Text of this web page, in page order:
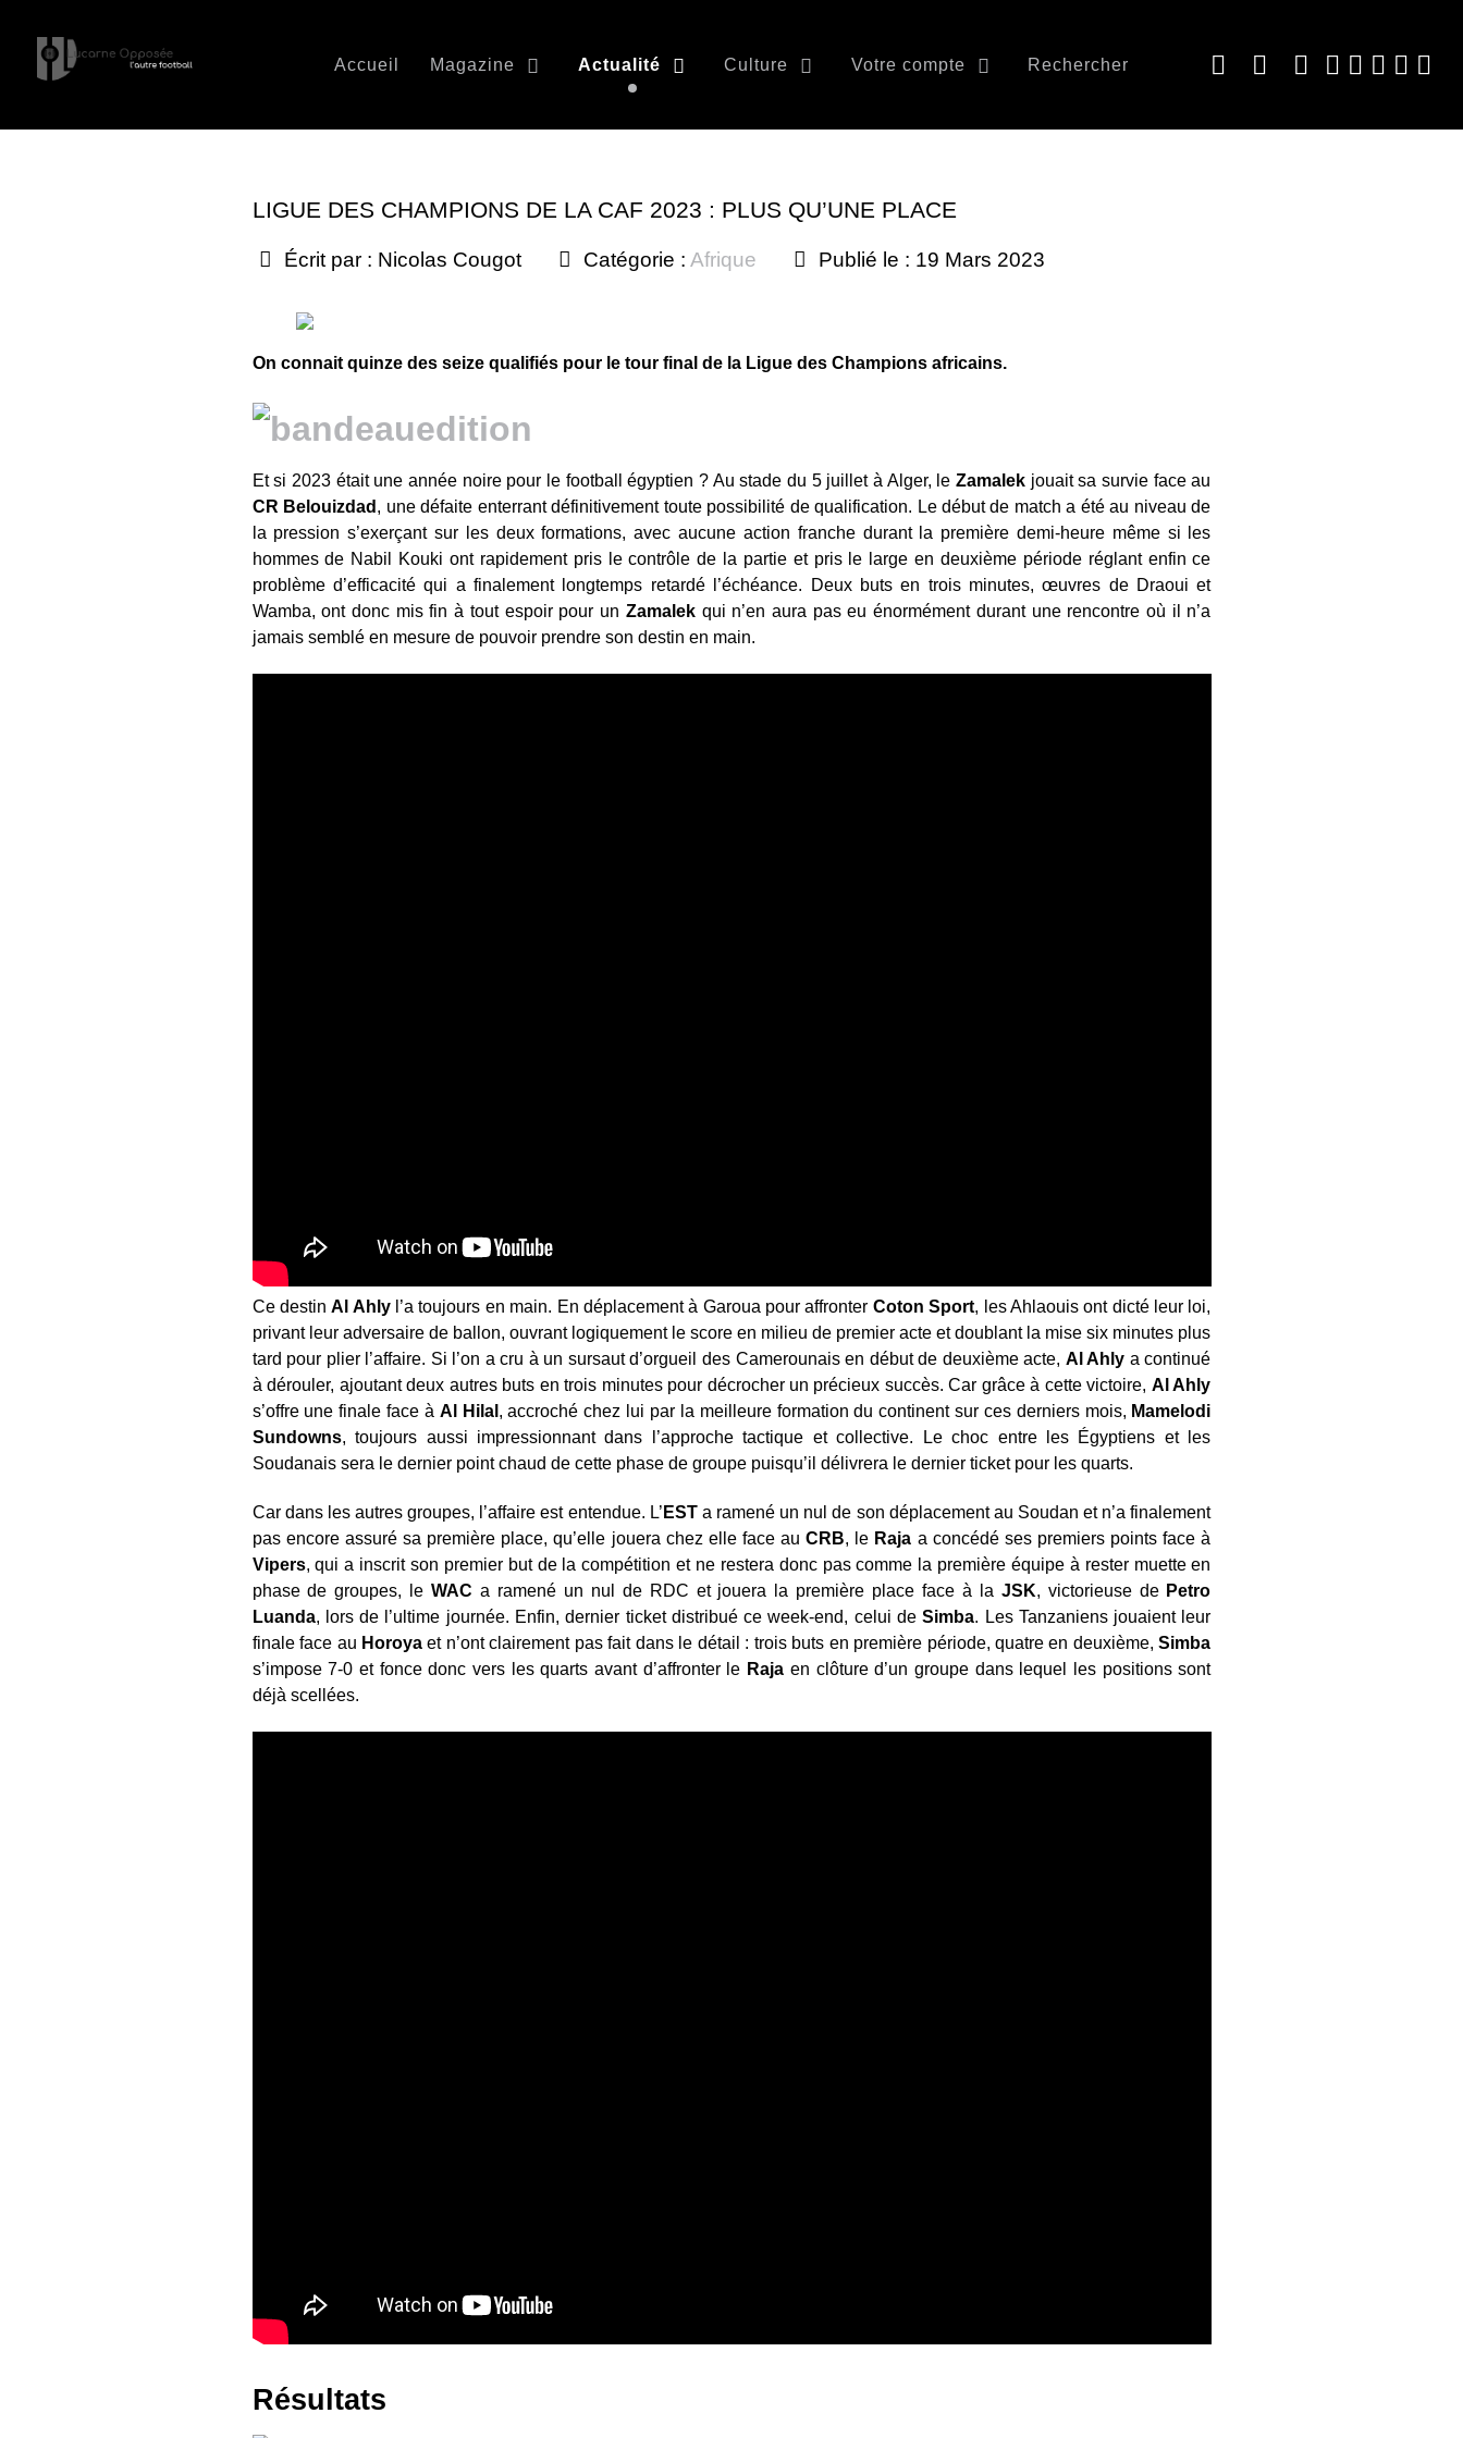
Accueil Magazine Actualité Culture Votre compte Rechercher
LIGUE DES CHAMPIONS DE LA CAF 2023 : PLUS QU’UNE PLACE
Écrit par : Nicolas Cougot Catégorie : Afrique Publié le : 19 Mars 2023
On connait quinze des seize qualifiés pour le tour final de la Ligue des Champions africains.
Et si 2023 était une année noire pour le football égyptien ? Au stade du 5 juillet à Alger, leZamalek jouait sa survie face au
CR Belouizdad , une défaite enterrant définitivement toute possibilité de qualification. Le début de match a été au niveau de
la pression s’exerçant sur les deux formations, avec aucune action franche durant la première demi-heure même si les
hommes de Nabil Kouki ont rapidement pris le contrôle de la partie et pris le large en deuxième période réglant enfin ce
problème d’efficacité qui a finalement longtemps retardé l’échéance. Deux buts en trois minutes, œuvres de Draoui et
Wamba, ont donc mis fin à tout espoir pour un Zamalekqui n’en aura pas eu énormément durant une rencontre où il n’a
jamais semblé en mesure de pouvoir prendre son destin en main.
Ce destinAl Ahlyl’a toujours en main. En déplacement à Garoua pour affronter Coton Sport, les Ahlaouis ont dicté leur loi,
privant leur adversaire de ballon, ouvrant logiquement le score en milieu de premier acte et doublant la mise six minutes plus
tard pour plier l’affaire. Si l’on a cru à un sursaut d’orgueil des Camerounais en début de deuxième acte, Al Ahly a continué
à dérouler, ajoutant deux autres buts en trois minutes pour décrocher un précieux succès. Car grâce à cette victoire, Al Ahly
s’offre une finale face à Al Hilal , accroché chez lui par la meilleure formation du continent sur ces derniers mois, Mamelodi
Sundowns, toujours aussi impressionnant dans l’approche tactique et collective. Le choc entre les Égyptiens et les
Soudanais sera le dernier point chaud de cette phase de groupe puisqu’il délivrera le dernier ticket pour les quarts.
Car dans les autres groupes, l’affaire est entendue. L’ ESTa ramené un nul de son déplacement au Soudan et n’a finalement
pas encore assuré sa première place, qu’elle jouera chez elle face auCRB, le Raja a concédé ses premiers points face à
Vipers, qui a inscrit son premier but de la compétition et ne restera donc pas comme la première équipe à rester muette en
phase de groupes, leWAC a ramené un nul de RDC et jouera la première place face à la JSK, victorieuse de Petro
Luanda, lors de l’ultime journée. Enfin, dernier ticket distribué ce week-end, celui deSimba. Les Tanzaniens jouaient leur
finale face au Horoya et n’ont clairement pas fait dans le détail : trois buts en première période, quatre en deuxième,Simba
s’impose 7-0 et fonce donc vers les quarts avant d’affronter le Raja en clôture d’un groupe dans lequel les positions sont
déjà scellées.
Résultats